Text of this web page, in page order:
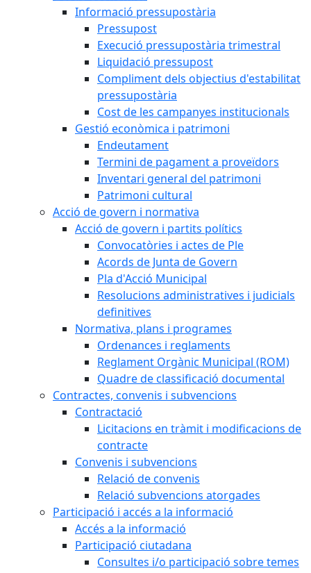
Informació pressupostària
Pressupost
Execució pressupostària trimestral
Liquidació pressupost
Compliment dels objectius d'estabilitat
pressupostària
Cost de les campanyes institucionals
Gestió econòmica i patrimoni
Endeutament
Termini de pagament a proveïdors
Inventari general del patrimoni
Patrimoni cultural
Acció de govern i normativa
Acció de govern i partits polítics
Convocatòries i actes de Ple
Acords de Junta de Govern
Pla d'Acció Municipal
Resolucions administratives i judicials
definitives
Normativa, plans i programes
Ordenances i reglaments
Reglament Orgànic Municipal (ROM)
Quadre de classificació documental
Contractes, convenis i subvencions
Contractació
Licitacions en tràmit i modificacions de
contracte
Convenis i subvencions
Relació de convenis
Relació subvencions atorgades
Participació i accés a la informació
Accés a la informació
Participació ciutadana
Consultes i/o participació sobre temes